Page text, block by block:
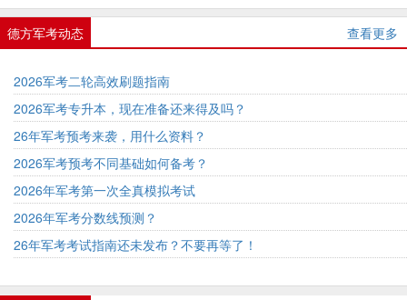
德方军考动态 查看更多
2026军考二轮高效刷题指南
2026军考专升本，现在准备还来得及吗？
26年军考预考来袭，用什么资料？
2026军考预考不同基础如何备考？
2026年军考第一次全真模拟考试
2026年军考分数线预测？
26年军考考试指南还未发布？不要再等了！